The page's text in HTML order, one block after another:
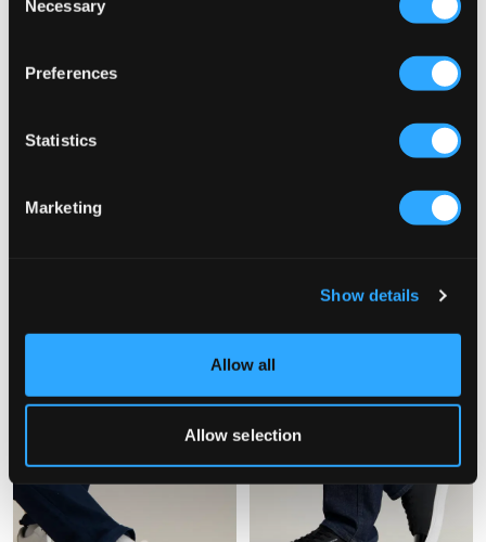
Selection
Necessary
Preferences
Statistics
Marketing
Show details
Allow all
Allow selection